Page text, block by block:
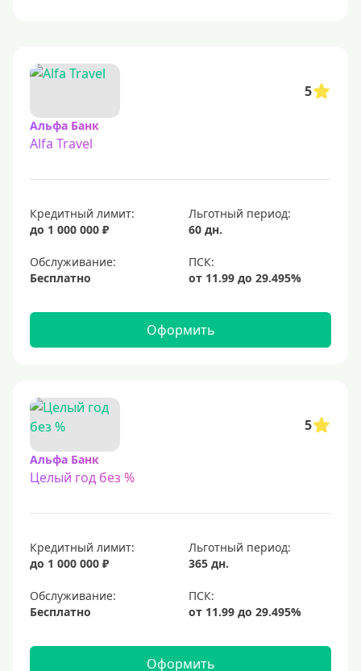
С временной регистрацией
До 75 лет
До 80 лет
С 18 лет
С 20 лет
С 23 лет
Льготный период (без процентов)
С льготным периодом
50 дней
55 дней
На 90 дней
100 дней
110 дней
5
Альфа Банк
Alfa Travel
Кредитный лимит:
до 1 000 000 ₽
Льготный период:
60 дн.
Обслуживание:
Бесплатно
Оформить
5
Альфа Банк
Целый год без %
Кредитный лимит:
до 1 000 000 ₽
Льготный период:
365 дн.
Обслуживание:
Бесплатно
Оформить